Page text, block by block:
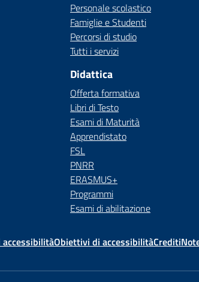
Personale scolastico
Famiglie e Studenti
Percorsi di studio
Tutti i servizi
Didattica
Offerta formativa
Libri di Testo
Esami di Maturità
Apprendistato
FSL
PNRR
ERASMUS+
Programmi
Esami di abilitazione
accessibilitàObiettivi di accessibilitàCrediti